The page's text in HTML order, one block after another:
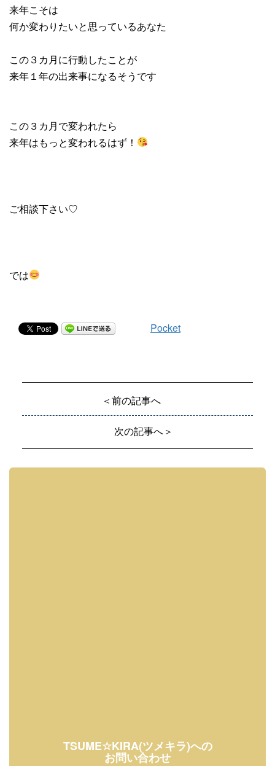
来年こそは
何か変わりたいと思っているあなた
この３カ月に行動したことが
来年１年の出来事になるそうです
この３カ月で変われたら
来年はもっと変われるはず！
ご相談下さい♡
では
Pocket
＜前の記事へ
次の記事へ＞
TSUME☆KIRA(ツメキラ)への
お問い合わせ